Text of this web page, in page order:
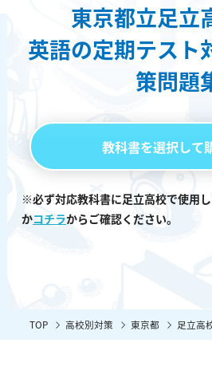
東京都立足立
英語の定期テスト
策問題
教科書を選択して
※必ず対応教科書に足立高校で使用
かコチラからご確認ください。
TOP 高校別対策 東京都 足立高